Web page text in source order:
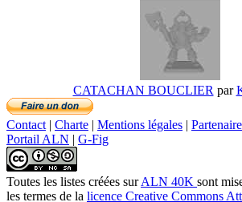
CATACHAN BOUCLIER par
Contact | Charte | Mentions légales |
Portail ALN | G-Fig
Toutes les listes créées surALN 40K sont
les termes de la licence Creative Commons